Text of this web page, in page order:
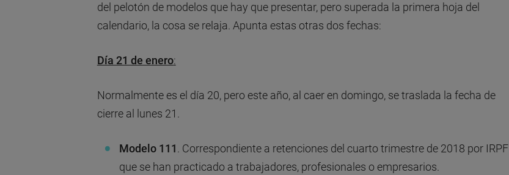
del pelotón de modelos que hay que presentar, pero superada la primera hoja del
calendario, la cosa se relaja. Apunta estas otras dos fechas:
Día 21 de enero:
Normalmente es el día 20, pero este año, al caer en domingo, se traslada la fecha de
cierre al lunes 21.
Modelo 111 . Correspondiente a retenciones del cuarto trimestre de 2018 por IRPF
que se han practicado a trabajadores, profesionales o empresarios.